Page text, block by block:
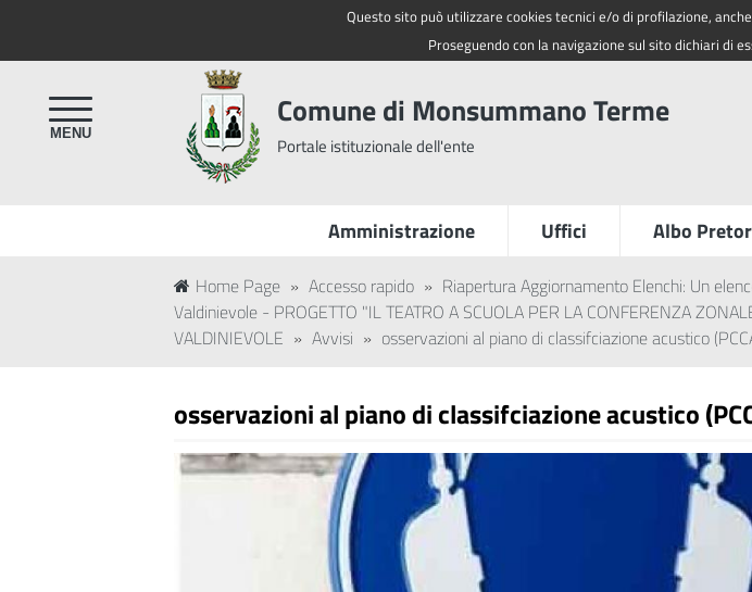
Questo sito può utilizzare cookies tecnici e/o di profilazione,
Proseguendo con la navigazione sul sito dichiari di
Comune di Monsummano Terme
Portale istituzionale dell'ente
Amministrazione Uffici Albo
Home Page » Accesso rapido » Riapertura Aggiornamento Elenchi: Un
Valdinievole - PROGETTO "IL TEATRO A SCUOLA PER LA CONFERENZA
VALDINIEVOLE » Avvisi » osservazioni al piano di classifciazione acustico
osservazioni al piano di classifciazione acustico